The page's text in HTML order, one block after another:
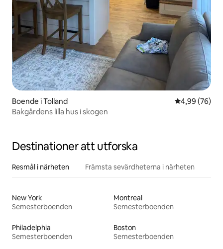
Boende i Tolland 4,99 av 5 i
4,99 (76)
Bakgårdens lilla hus i skogen
Destinationer att utforska
Resmål i närheten Främsta sevärdheterna i närheten
New York
Semesterboenden
Montreal
Semesterboenden
Philadelphia
Semesterboenden
Boston
Semesterboenden